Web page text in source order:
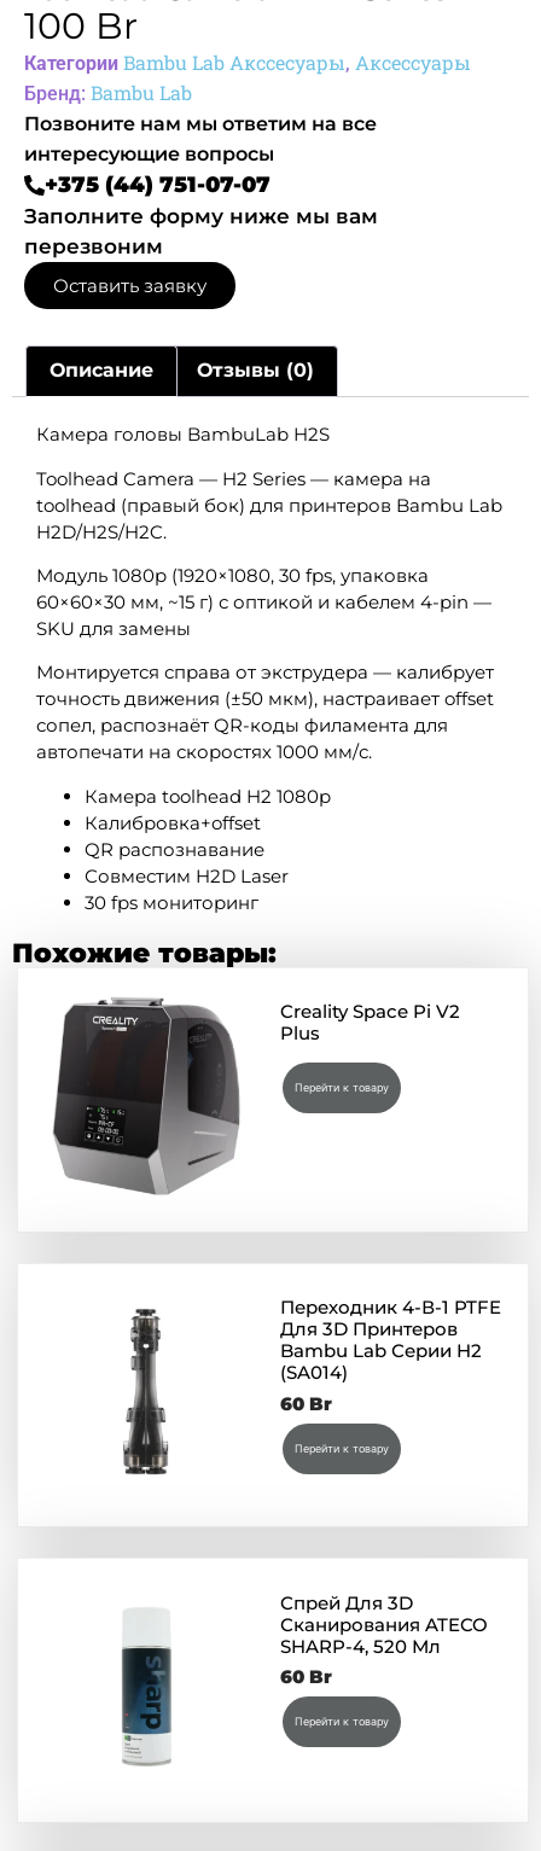
100 Br
Категории Bambu Lab Акссесуары, Аксессуары
Бренд: Bambu Lab
Позвоните нам мы ответим на все
интересующие вопросы
+375 (44) 751-07-07
Заполните форму ниже мы вам
перезвоним
Оставить заявку
Описание Отзывы (0)
Камера головы BambuLab H2S
Toolhead Camera — H2 Series — камера на
toolhead (правый бок) для принтеров Bambu Lab
H2D/H2S/H2C.
Модуль 1080p (1920×1080, 30 fps, упаковка
60×60×30 мм, ~15 г) с оптикой и кабелем 4-pin —
SKU для замены
Монтируется справа от экструдера — калибрует
точность движения (±50 мкм), настраивает offset
сопел, распознаёт QR-коды филамента для
автопечати на скоростях 1000 мм/с.
Камера toolhead H2 1080p
Калибровка+offset
QR распознавание
Совместим H2D Laser
30 fps мониторинг
Похожие товары:
Creality Space Pi V2
Plus
Перейти к товару
Переходник 4-В-1 PTFE
Для 3D Принтеров
Bambu Lab Серии H2
(SA014)
60 Br
Перейти к товару
Спрей Для 3D
Сканирования ATECO
SHARP-4, 520 Мл
60 Br
Перейти к товару